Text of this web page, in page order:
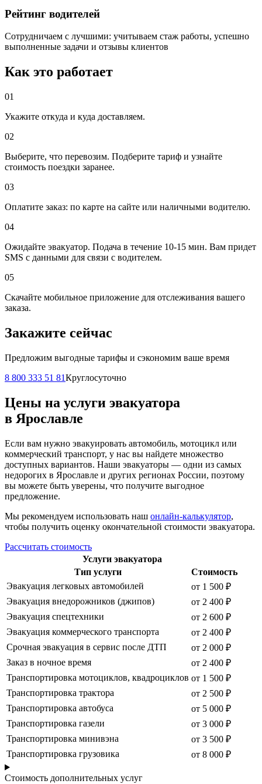
Рейтинг водителей
Сотрудничаем с лучшими: учитываем стаж работы, успешно
выполненные задачи и отзывы клиентов
Как это работает
01
Укажите откуда и куда доставляем.
02
Выберите, что перевозим. Подберите тариф и узнайте
стоимость поездки заранее.
03
Оплатите заказ: по карте на сайте или наличными водителю.
04
Ожидайте эвакуатор. Подача в течение 10-15 мин. Вам придет
SMS с данными для связи с водителем.
05
Скачайте мобильное приложение для отслеживания вашего
заказа.
Закажите сейчас
Предложим выгодные тарифы и сэкономим ваше время
8 800 333 51 81Круглосуточно
Цены на услуги эвакуатора
в Ярославле
Если вам нужно эвакуировать автомобиль, мотоцикл или
коммерческий транспорт, у нас вы найдете множество
доступных вариантов. Наши эвакуаторы — одни из самых
недорогих в Ярославле и других регионах России, поэтому
вы можете быть уверены, что получите выгодное
предложение.
Мы рекомендуем использовать наш онлайн-калькулятор,
чтобы получить оценку окончательной стоимости эвакуатора.
Рассчитать стоимость
Услуги эвакуатора
Тип услуги
Стоимость
Эвакуация легковых автомобилей
от 1 500 ₽
Эвакуация внедорожников (джипов)
от 2 400 ₽
Эвакуация спецтехники
от 2 600 ₽
Эвакуация коммерческого транспорта
от 2 400 ₽
Срочная эвакуация в сервис после ДТП
от 2 000 ₽
Заказ в ночное время
от 2 400 ₽
Транспортировка мотоциклов, квадроциклов от 1 500 ₽
Транспортировка трактора
от 2 500 ₽
Транспортировка автобуса
от 5 000 ₽
Транспортировка газели
от 3 000 ₽
Транспортировка минивэна
от 3 500 ₽
Транспортировка грузовика
от 8 000 ₽
Стоимость дополнительных услуг